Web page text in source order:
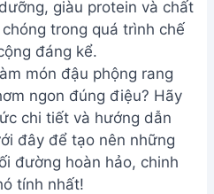
giàu protein và chất
trong quá trình chế
đáng kể.
món đậu phộng rang
ngon đúng điệu? Hãy
chi tiết và hướng dẫn
đây để tạo nên những
đường hoàn hảo, chinh
tính nhất!